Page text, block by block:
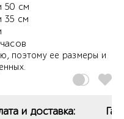
50 см
35 см
поэтому ее размеры и
и доставка: